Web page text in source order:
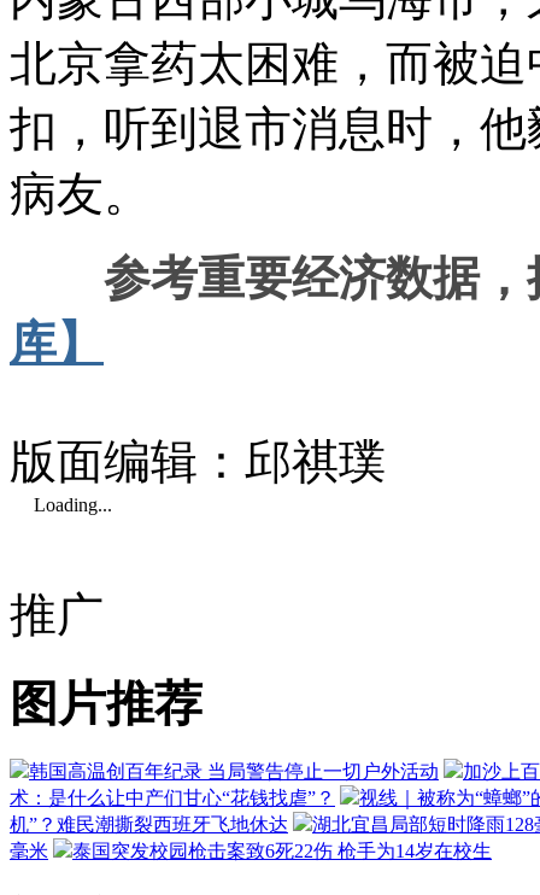
北京拿药太困难，而被
扣，听到退市消息时，
病友。
参考重要经济数据
库】
版面编辑：邱祺璞
Loading...
推广
图片推荐
韩国高温创百年纪录 当局警告停止一切户外活动
加沙上
术：是什么让中产们甘心“花钱找虐”？
视线｜被称为“蟑螂
机”？难民潮撕裂西班牙飞地休达
湖北宜昌局部短时降雨
毫米
泰国突发校园枪击案致6死22伤 枪手为14岁在校生